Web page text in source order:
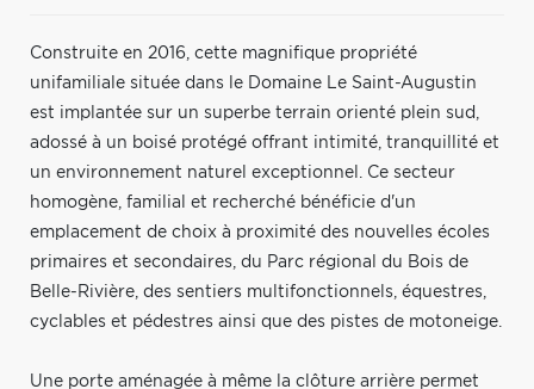
Construite en 2016, cette magnifique propriété
unifamiliale située dans le Domaine Le Saint-Augustin
est implantée sur un superbe terrain orienté plein sud,
adossé à un boisé protégé offrant intimité, tranquillité et
un environnement naturel exceptionnel. Ce secteur
homogène, familial et recherché bénéficie d'un
emplacement de choix à proximité des nouvelles écoles
primaires et secondaires, du Parc régional du Bois de
Belle-Rivière, des sentiers multifonctionnels, équestres,
cyclables et pédestres ainsi que des pistes de motoneige.
Une porte aménagée à même la clôture arrière permet